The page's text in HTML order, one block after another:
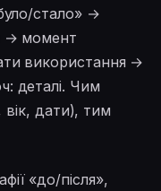
стало» →
→ момент
використання →
деталі. Чим
вік, дати), тим
«до/після»,